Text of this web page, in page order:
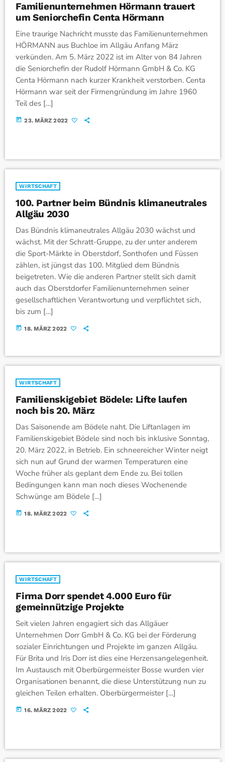
Familienunternehmen Hörmann trauert
um Seniorchefin Centa Hörmann
Eine traurige Nachricht musste das Familienunternehmen
HÖRMANN aus Buchloe im Allgäu Anfang März
verkünden. Am 5. März 2022 ist im Alter von 84 Jahren
die Seniorchefin der Rudolf Hörmann GmbH & Co. KG
Centa Hörmann nach kurzer Krankheit verstorben. Centa
Hörmann war seit der Firmengründung im Jahre 1960
Teil des […]
today 23. MÄRZ 2022
WIRTSCHAFT
100. Partner beim Bündnis klimaneutrales
Allgäu 2030
Das Bündnis klimaneutrales Allgäu 2030 wächst und
wächst. Mit der Schratt-Gruppe, zu der unter anderem
die Sport-Märkte in Oberstdorf, Sonthofen und Füssen
zählen, ist jüngst das 100. Mitglied dem Bündnis
beigetreten. Wie die anderen Partner stellt sich damit
auch das Oberstdorfer Familienunternehmen seiner
gesellschaftlichen Verantwortung und verpflichtet sich,
bis zum […]
today 18. MÄRZ 2022
WIRTSCHAFT
Familienskigebiet Bödele: Lifte laufen
noch bis 20. März
Das Saisonende am Bödele naht. Die Liftanlagen im
Familienskigebiet Bödele sind noch bis inklusive Sonntag,
20. März 2022, in Betrieb. Ein schneereicher Winter neigt
sich nun auf Grund der warmen Temperaturen eine
Woche früher als geplant dem Ende zu. Bei tollen
Bedingungen kann man noch dieses Wochenende
Schwünge am Bödele […]
today 18. MÄRZ 2022
WIRTSCHAFT
Firma Dorr spendet 4.000 Euro für
gemeinnützige Projekte
Seit vielen Jahren engagiert sich das Allgäuer
Unternehmen Dorr GmbH & Co. KG bei der Förderung
sozialer Einrichtungen und Projekte im ganzen Allgäu.
Für Brita und Iris Dorr ist dies eine Herzensangelegenheit.
Im Austausch mit Oberbürgermeister Bosse wurden vier
Organisationen benannt, die diese Unterstützung nun zu
gleichen Teilen erhalten. Oberbürgermeister […]
today 16. MÄRZ 2022